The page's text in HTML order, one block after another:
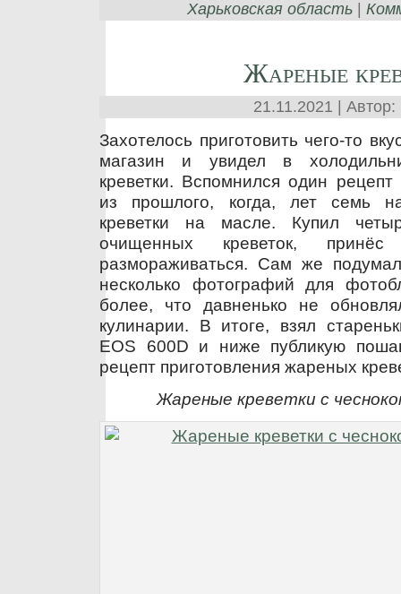
Харьковская область |
Жареные
21.11.2021 | Автор:
Захотелось приготовить чего-то
магазин и увидел в
креветки. Вспомнился один рецепт
из прошлого, когда, лет семь
креветки на масле. Купил
очищенных креветок,
размораживаться. Сам же
несколько фотографий для
более, что давненько не
кулинарии. В итоге, взял
EOS 600D и ниже публикую
рецепт приготовления жареных
Жареные креветки с